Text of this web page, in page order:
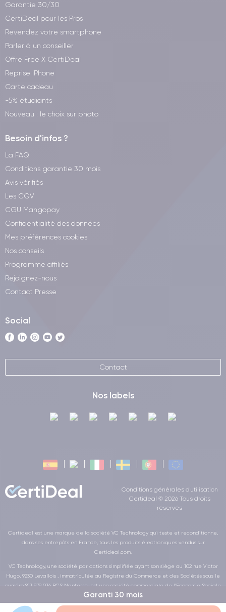
Garanti 30 mois
Garantie 30/30
CertiDeal pour les Pros
Revendez votre smartphone
Parler à un conseiller
Offre Free X CertiDeal
Reprise iPhone
Carte cadeau
-5% étudiants
Nouveau : le choix sur photo
Besoin d'infos ?
La FAQ
Conditions garantie 30 mois
Avis vérifiés
Les CGV
CGU Mangopay
Confidentialité des données
Mes préférences cookies
Nos conseils
Programme affiliés
Rejoignez-nous
Contact Presse
Social
Contact
Nos labels
Conditions générales d'utilisation
Certideal © 2026 Tous droits
réservés
Certideal est une marque de la société VC Technology qui teste et reconditionne,
dans ses entrepôts en France, tous les produits électroniques vendus sur
Certideal.com.
VC Technology, une société par actions simplifiée ayant son siège au 102 rue Victor
Hugo, 9230 Levallois , immatriculée au Registre du Commerce et des Sociétés sous le
numéro 813 979 036 RCS Nanterre, est une société commerciale de l’Economie Sociale
et Solidaire au sens de la loi de la LOI n° 2014-856 du 31 juillet 2014